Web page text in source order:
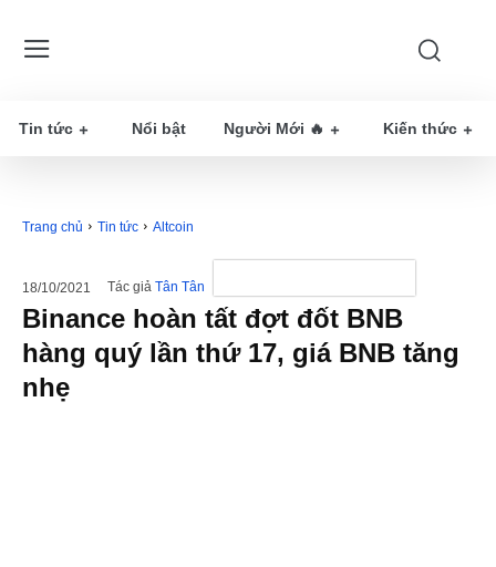
Tin tức Nổi bật Người Mới 🔥 Kiến thức
Trang chủ Tin tức Altcoin
18/10/2021 Tác giả Tân Tân
Binance hoàn tất đợt đốt BNB
hàng quý lần thứ 17, giá BNB tăng
nhẹ